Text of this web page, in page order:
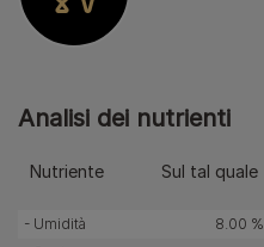
Analisi dei nutrienti
Nutriente Sul tal quale
- Umidità
8.00 %